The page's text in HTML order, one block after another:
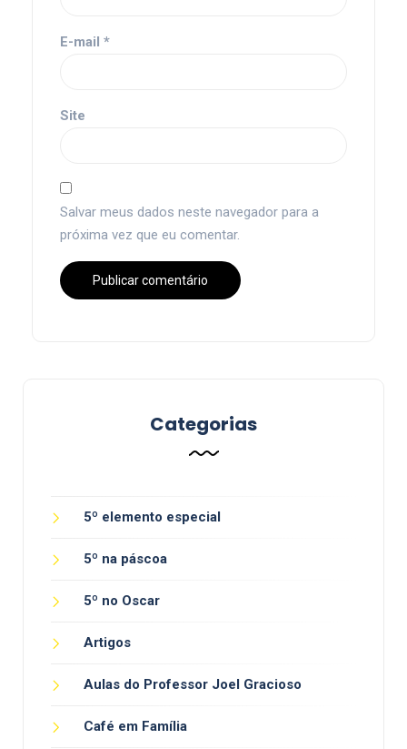
E-mail *
Site
Salvar meus dados neste navegador para a
próxima vez que eu comentar.
Categorias
5º elemento especial
5º na páscoa
5º no Oscar
Artigos
Aulas do Professor Joel Gracioso
Café em Família